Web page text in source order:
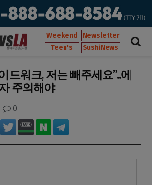
Weekend
Newsletter
Teen's
SushiNews
드워크, 저는 빼주세요”..에
주의해야
0